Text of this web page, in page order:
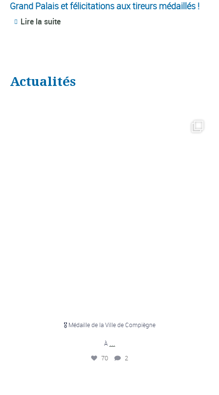
Grand Palais et félicitations aux tireurs médaillés !
Lire la suite
Actualités
🎖️ Médaille de la Ville de Compiègne
À ...
70 2